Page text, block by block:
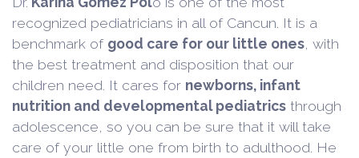
recognized pediatricians in all of Cancun. It is a
benchmark of good care for our little ones , with
the best treatment and disposition that our
children need. It cares for newborns, infant
nutrition and developmental pediatrics through
adolescence, so you can be sure that it will take
care of your little one from birth to adulthood. He